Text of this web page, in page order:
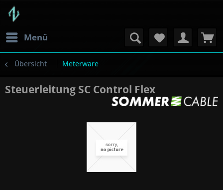
Menü
Übersicht Meterware
Steuerleitung SC Control Flex